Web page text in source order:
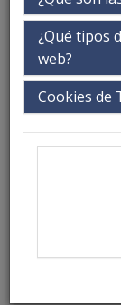
¿Qué tipos
web?
Cookies de
La